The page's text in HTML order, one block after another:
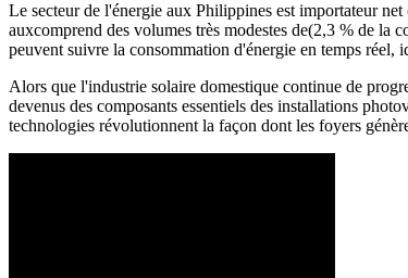
Le secteur de l'énergie aux Philippines est importateur
auxcomprend des volumes très modestes de(2,3 % de la
peuvent suivre la consommation d'énergie en temps
Alors que l'industrie solaire domestique continue de
devenus des composants essentiels des installations
technologies révolutionnent la façon dont les foyers